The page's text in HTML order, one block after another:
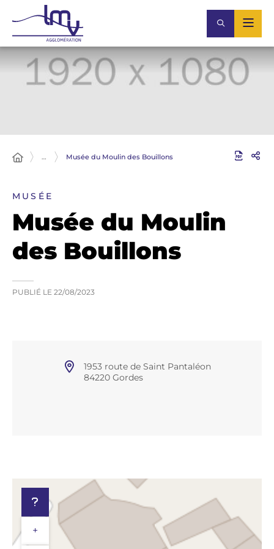
… Musée du Moulin des Bouillons
MUSÉE
Musée du Moulin
des Bouillons
PUBLIÉ LE 22/08/2023
1953 route de Saint Pantaléon
84220 Gordes
+